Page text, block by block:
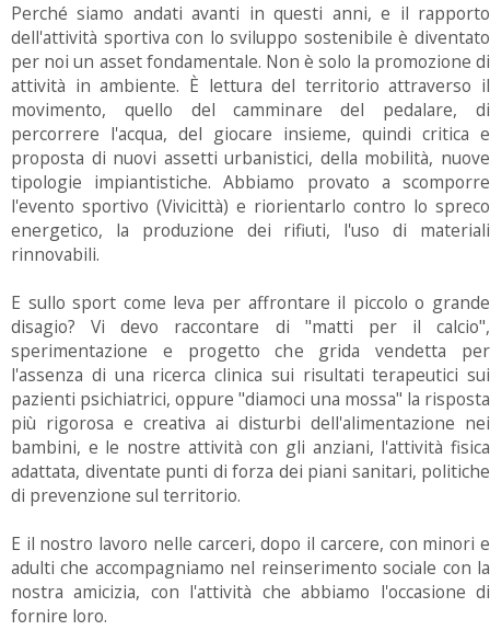
Perché siamo andati avanti in questi anni, e il rapporto
dell'attività sportiva con lo sviluppo sostenibile è diventato
per noi un asset fondamentale. Non è solo la promozione di
attività in ambiente. È lettura del territorio attraverso il
movimento, quello del camminare del pedalare, di
percorrere l'acqua, del giocare insieme, quindi critica e
proposta di nuovi assetti urbanistici, della mobilità, nuove
tipologie impiantistiche. Abbiamo provato a scomporre
l'evento sportivo (Vivicittà) e riorientarlo contro lo spreco
energetico, la produzione dei rifiuti, l'uso di materiali
rinnovabili.
E sullo sport come leva per affrontare il piccolo o grande
disagio? Vi devo raccontare di "matti per il calcio",
sperimentazione e progetto che grida vendetta per
l'assenza di una ricerca clinica sui risultati terapeutici sui
pazienti psichiatrici, oppure "diamoci una mossa" la risposta
più rigorosa e creativa ai disturbi dell'alimentazione nei
bambini, e le nostre attività con gli anziani, l'attività fisica
adattata, diventate punti di forza dei piani sanitari, politiche
di prevenzione sul territorio.
E il nostro lavoro nelle carceri, dopo il carcere, con minori e
adulti che accompagniamo nel reinserimento sociale con la
nostra amicizia, con l'attività che abbiamo l'occasione di
fornire loro.